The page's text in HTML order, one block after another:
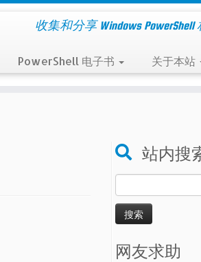
收集和分享 Windows
PowerShell 电子书 关于本站
站内搜
索：
网友求助